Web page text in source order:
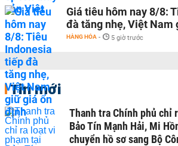
Giá tiêu hôm nay 8/8:
đà tăng nhẹ, Việt Nam
HÀNG HÓA - 5 giờ trước
Tin mới
Thanh tra Chính phủ chỉ
Bảo Tín Mạnh Hải, Mi
chuyển hồ sơ sang Bộ